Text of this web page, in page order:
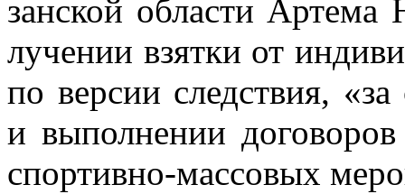
зан­ской об­ла­сти
лу­че­нии взят­ки от
по вер­сии след­ствия,
и вы­пол­не­нии
спор­тив­но-мас­со­вых